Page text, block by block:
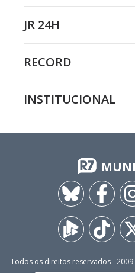
JR 24H
RECORD
INSTITUCIONAL
Todos os direitos reservados - 2009-